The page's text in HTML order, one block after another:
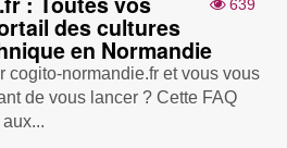
639
des cultures
en Normandie
cogito-normandie.fr et vous vous
de vous lancer ? Cette FAQ